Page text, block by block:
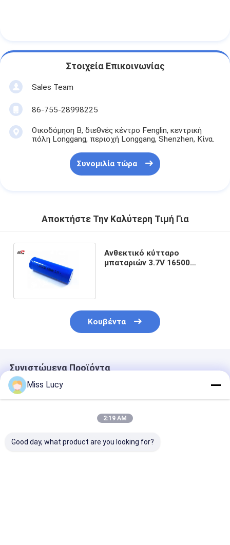
Στοιχεία Επικοινωνίας
Sales Team
86-755-28998225
Οικοδόμηση Β, διεθνές κέντρο Fenglin, κεντρική
πόλη Longgang, περιοχή Longgang, Shenzhen, Κίνα.
Συνομιλία τώρα
Αποκτήστε Την Καλύτερη Τιμή Για
Ανθεκτικό κύτταρο
μπαταριών 3.7V 16500
Κουβέντα
Συνιστώμενα Προϊόντα
Miss Lucy
2:19 AM
Good day, what product are you looking for?